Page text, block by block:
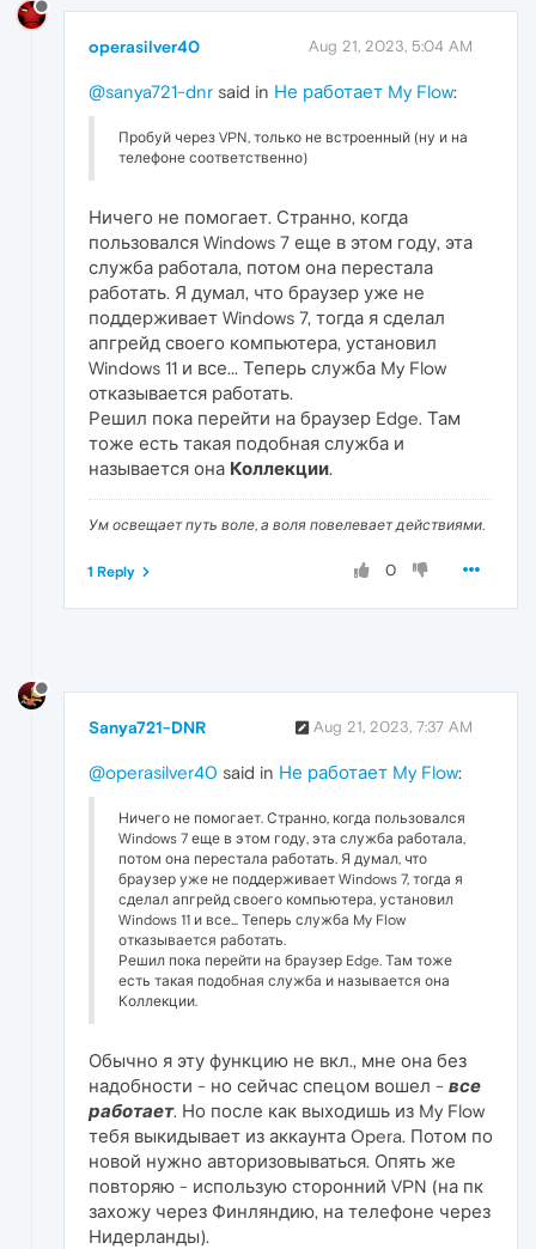
operasilver40 Aug 21, 2023, 5:04 AM
@sanya721-dnr said in Не работает My Flow:
Пробуй через VPN, только не встроенный (ну и на
телефоне соответственно)
Ничего не помогает. Странно, когда
пользовался Windows 7 еще в этом году, эта
служба работала, потом она перестала
работать. Я думал, что браузер уже не
поддерживает Windows 7, тогда я сделал
апгрейд своего компьютера, установил
Windows 11 и все... Теперь служба My Flow
отказывается работать.
Решил пока перейти на браузер Edge. Там
тоже есть такая подобная служба и
называется она Коллекции.
Ум освещает путь воле, а воля повелевает действиями.
0
1 Reply
Sanya721-DNR Aug 21, 2023, 7:37 AM
@operasilver40 said in Не работает My Flow:
Ничего не помогает. Странно, когда пользовался
Windows 7 еще в этом году, эта служба работала,
потом она перестала работать. Я думал, что
браузер уже не поддерживает Windows 7, тогда я
сделал апгрейд своего компьютера, установил
Windows 11 и все... Теперь служба My Flow
отказывается работать.
Решил пока перейти на браузер Edge. Там тоже
есть такая подобная служба и называется она
Коллекции.
Обычно я эту функцию не вкл., мне она без
надобности - но сейчас спецом вошел - все
работает. Но после как выходишь из My Flow
тебя выкидывает из аккаунта Opera. Потом по
новой нужно авторизовываться. Опять же
повторяю - использую сторонний VPN (на пк
захожу через Финляндию, на телефоне через
Нидерланды).